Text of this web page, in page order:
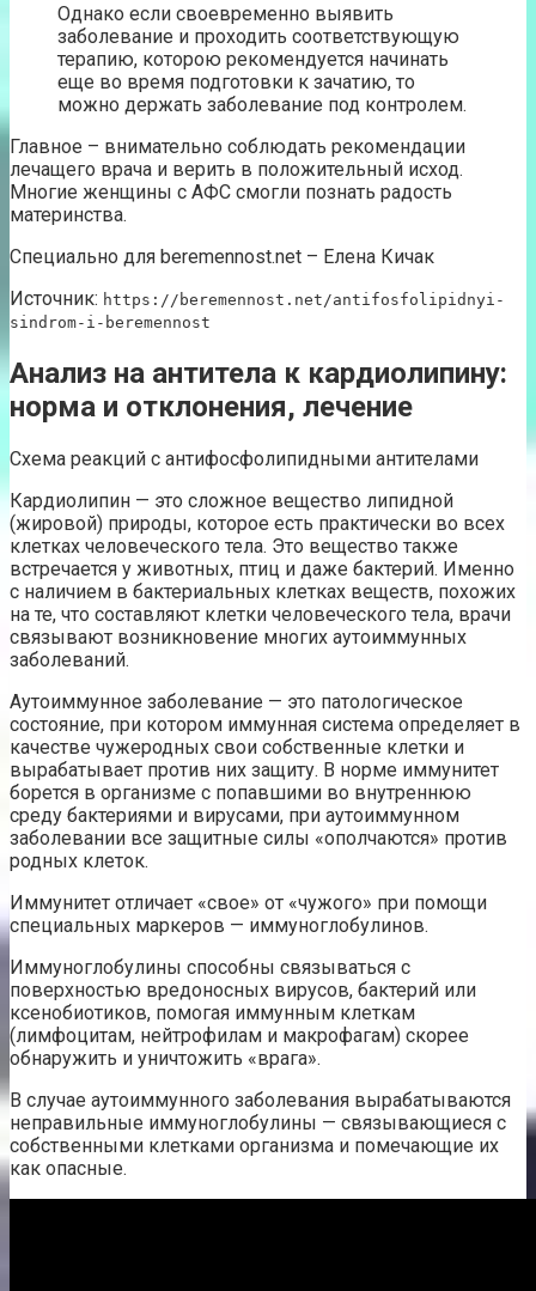
Однако если своевременно выявить
заболевание и проходить соответствующую
терапию, которою рекомендуется начинать
еще во время подготовки к зачатию, то
можно держать заболевание под контролем.
Главное – внимательно соблюдать рекомендации
лечащего врача и верить в положительный исход.
Многие женщины с АФС смогли познать радость
материнства.
Специально для beremennost.net – Елена Кичак
Источник: https://beremennost.net/antifosfolipidnyi-
sindrom-i-beremennost
Анализ на антитела к кардиолипину:
норма и отклонения, лечение
Схема реакций с антифосфолипидными антителами
Кардиолипин — это сложное вещество липидной
(жировой) природы, которое есть практически во всех
клетках человеческого тела. Это вещество также
встречается у животных, птиц и даже бактерий. Именно
с наличием в бактериальных клетках веществ, похожих
на те, что составляют клетки человеческого тела, врачи
связывают возникновение многих аутоиммунных
заболеваний.
Аутоиммунное заболевание — это патологическое
состояние, при котором иммунная система определяет в
качестве чужеродных свои собственные клетки и
вырабатывает против них защиту. В норме иммунитет
борется в организме с попавшими во внутреннюю
среду бактериями и вирусами, при аутоиммунном
заболевании все защитные силы «ополчаются» против
родных клеток.
Иммунитет отличает «свое» от «чужого» при помощи
специальных маркеров — иммуноглобулинов.
Иммуноглобулины способны связываться с
поверхностью вредоносных вирусов, бактерий или
ксенобиотиков, помогая иммунным клеткам
(лимфоцитам, нейтрофилам и макрофагам) скорее
обнаружить и уничтожить «врага».
В случае аутоиммунного заболевания вырабатываются
неправильные иммуноглобулины — связывающиеся с
собственными клетками организма и помечающие их
как опасные.